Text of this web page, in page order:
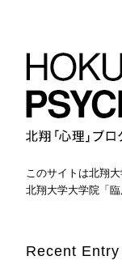
このサイトは北翔
北翔大学大学院「
Recent Entry